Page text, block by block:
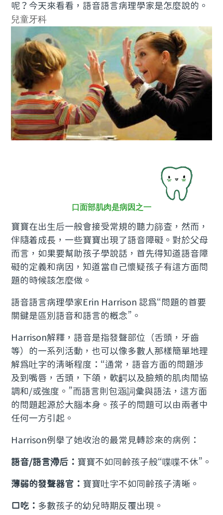
呢？今天來看看，語音語言病理學家是怎麼說的。
兒童牙科
口面部肌肉是病因之一
寶寶在出生后一般會接受常規的聽力篩查，然而，
伴隨着成長，一些寶寶出現了語音障礙。對於父母
而言，如果要幫助孩子學說話，首先得知道語音障
礙的定義和病因，知道當自己懷疑孩子有這方面問
題的時候該怎麼做。
語音語言病理學家Erin Harrison 認為“問題的首要
關鍵是區別語音和語言的概念”。
Harrison解釋，語音是指發聲部位（舌頭，牙齒
等）的一系列活動，也可以像多數人那樣簡單地理
解為吐字的清晰程度：“通常，語音方面的問題涉
及到嘴唇，舌頭，下頜，軟齶以及臉頰的肌肉間協
調和/或強度。”而語言則包涵詞彙與語法，這方面
的問題起源於大腦本身。孩子的問題可以由兩者中
任何一方引起。
Harrison例舉了她收治的最常見轉診來的病例：
語音/語言滯后： 寶寶不如同齡孩子般“喋喋不休”。
薄弱的發聲器官： 寶寶吐字不如同齡孩子清晰。
口吃： 多數孩子的幼兒時期反覆出現。